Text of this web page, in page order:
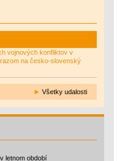
vojnových konfliktov v
na česko-slovenský
► Všetky udalosti
letnom období